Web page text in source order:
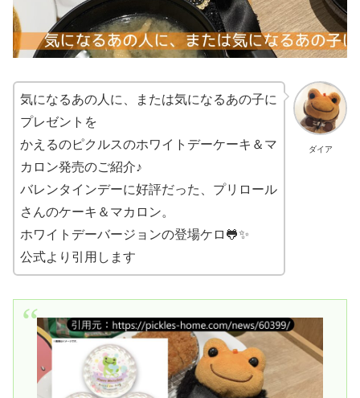
ダイア
気になるあの人に、または気になるあの子に
プレゼントを
かえるのピクルスのホワイトデーケーキ＆マ
カロン発売のご紹介♪
バレンタインデーに好評だった、プリロール
さんのケーキ＆マカロン。
ホワイトデーバージョンの登場ケロ🐸✨
公式より引用します